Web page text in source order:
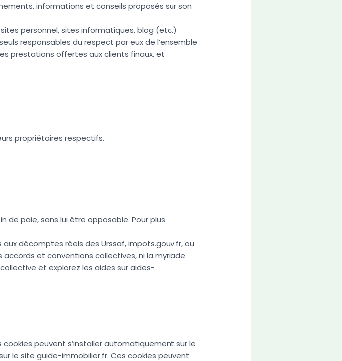
informations et conseils proposés sur son
personnel, sites informatiques, blog (etc.)
responsables du respect par eux de l’ensemble
prestations offertes aux clients finaux, et
propriétaires respectifs.
de paie, sans lui être opposable. Pour plus
décomptes réels des Urssaf, impots.gouv.fr, ou
accords et conventions collectives, ni la myriade
et explorez les aides sur aides-
cookies peuvent s’installer automatiquement sur le
le site guide-immobilier.fr. Ces cookies peuvent